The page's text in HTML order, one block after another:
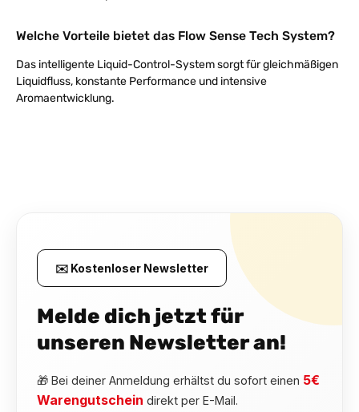
Welche Vorteile bietet das Flow Sense Tech System?
Das intelligente Liquid-Control-System sorgt für gleichmäßigen
Liquidfluss, konstante Performance und intensive
Aromaentwicklung.
✉️ Kostenloser Newsletter
Melde dich jetzt für
unseren Newsletter an!
🎁 Bei deiner Anmeldung erhältst du sofort einen 5€
Warengutschein direkt per E-Mail.